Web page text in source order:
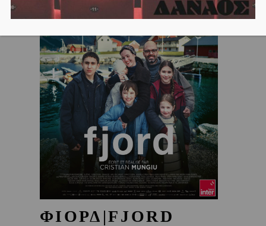
ΦΙΟΡΔ|FJORD